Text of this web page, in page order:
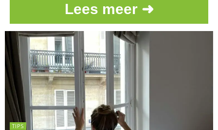
Lees meer ➜
TIPS